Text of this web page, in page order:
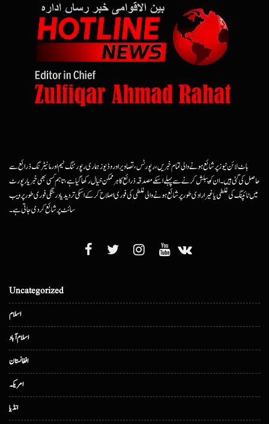
ہاٹ لائن نیوز پر شائع ہونے والی تمام خبریں، رپورٹس، تصاویر اور وڈیوز ہماری رپورٹنگ ٹیم اور مانیٹرنگ ذرائع سے
حاصل کی گئی ہیں۔ ان کو پبلش کرنے سے پہلے اسکے مصدقہ ذرائع کا ہرممکن خیال رکھا گیا ہے، تاہم کسی بھی خبر یا رپورٹ
میں ٹائپنگ کی غلطی یا غیرارادی طور پر شائع ہونے والی غلطی کی فوری اصلاح کرکے اسکی تردید یا درستگی فوری طور پر ویب
سائٹ پر شائع کردی جاتی ہے۔
Uncategorized
اسلام
اسلام آباد
افغانستان
امریکہ
انڈیا